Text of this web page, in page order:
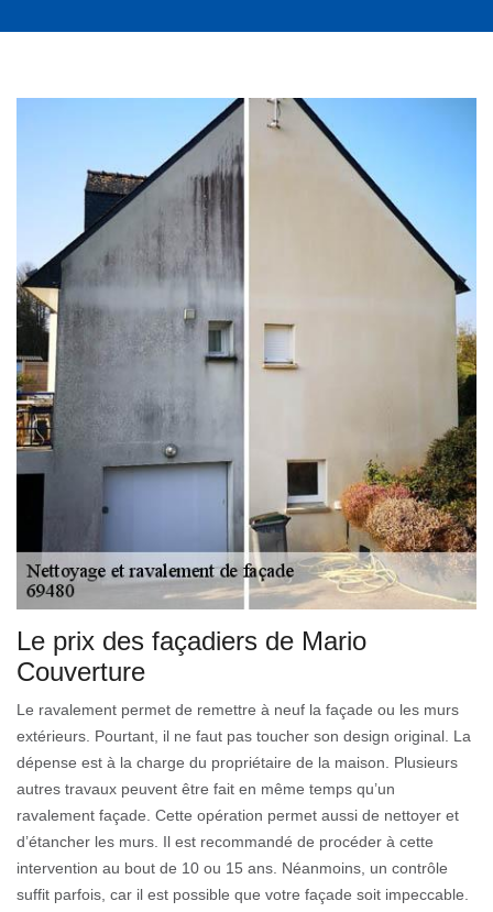
Le prix des façadiers de Mario
Couverture
Le ravalement permet de remettre à neuf la façade ou les murs
extérieurs. Pourtant, il ne faut pas toucher son design original. La
dépense est à la charge du propriétaire de la maison. Plusieurs
autres travaux peuvent être fait en même temps qu’un
ravalement façade. Cette opération permet aussi de nettoyer et
d’étancher les murs. Il est recommandé de procéder à cette
intervention au bout de 10 ou 15 ans. Néanmoins, un contrôle
suffit parfois, car il est possible que votre façade soit impeccable.